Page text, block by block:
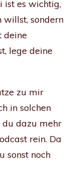
ist es wichtig,
willst, sondern
deine
lege deine
zu mir
in solchen
dazu mehr
rein. Da
sonst noch